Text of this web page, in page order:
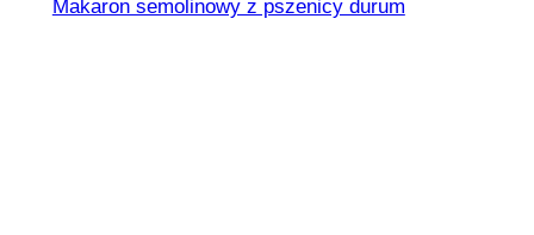
Makaron semolinowy z pszenicy durum